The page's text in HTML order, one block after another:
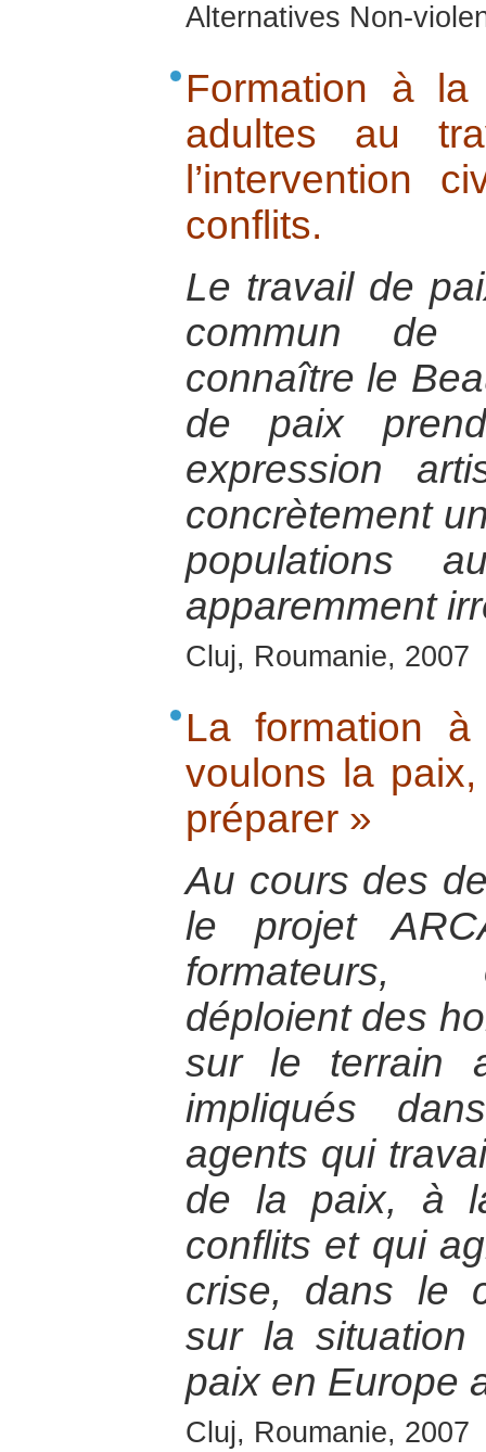
Alternatives Non-
Formation à
adultes au
l’intervention
conflits.
Le travail de
commun de
connaître le
de paix prend
expression
concrètement
populations
apparemment
Cluj, Roumanie, 2007
La formation
voulons la
préparer »
Au cours des
le projet
formateurs,
déploient des
sur le terrain
impliqués
agents qui
de la paix, à
conflits et qui
crise, dans le
sur la
paix en Europe
Cluj, Roumanie, 2007